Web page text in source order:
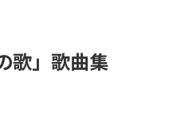
歌」歌曲集